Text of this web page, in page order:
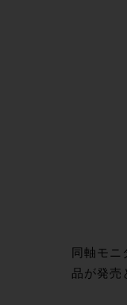
同軸モ
品が発売